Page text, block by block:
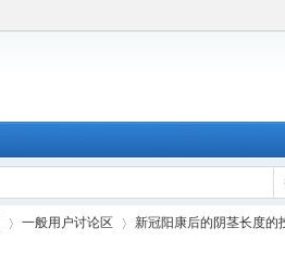
一般用户讨论区 新冠阳康后的阴茎长度的